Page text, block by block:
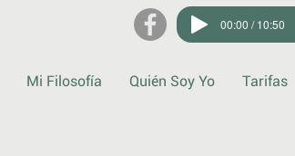
00:00 / 10:50
Mi Filosofía Quién Soy Yo Tarifas